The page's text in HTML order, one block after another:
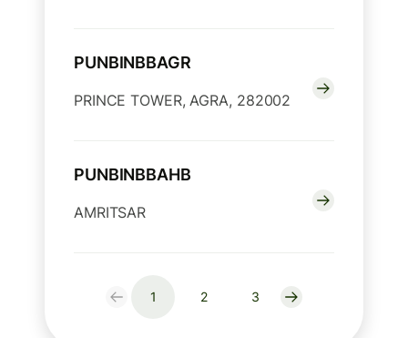
PUNBINBBAGR
PRINCE TOWER, AGRA, 282002
PUNBINBBAHB
AMRITSAR
1 2 3